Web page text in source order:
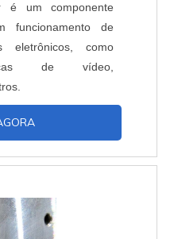
é um componente
funcionamento de
eletrônicos, como
de vídeo,